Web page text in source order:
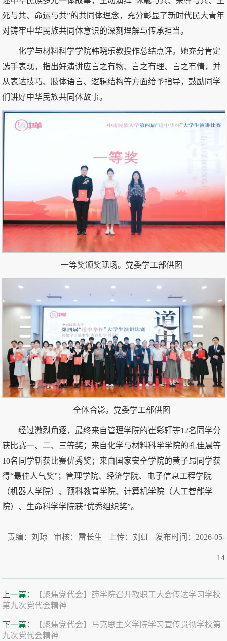
死与共、命运与共”的共同体理念，充分彰显了新时代民大青年
对铸牢中华民族共同体意识的深刻理解与传承担当。
化学与材料科学学院韩晓乐教授作总结点评。她充分肯定
选手表现，指出好演讲应言之有物、言之有理、言之有情，并
从表达技巧、肢体语言、逻辑结构等方面给予指导，鼓励同学
们讲好中华民族共同体故事。
一等奖颁奖现场。党委学工部供图
全体合影。党委学工部供图
经过激烈角逐，最终来自管理学院的崔彩轩等12名同学分
获比赛一、二、三等奖；来自化学与材料科学学院的孔佳晨等
10名同学斩获比赛优秀奖；来自国家安全学院的黄子昂同学获
得“最佳人气奖”；管理学院、经济学院、电子信息工程学院
（机器人学院）、预科教育学院、计算机学院（人工智能学
院）、生命科学学院获“优秀组织奖”。
责编：刘琼 审核：雷长生 上传：刘虹 发布时间：2026-05-
14
上一篇：
【聚焦党代会】药学院召开教职工大会传达学习学校
第九次党代会精神
下一篇：
【聚焦党代会】马克思主义学院学习宣传贯彻学校第
九次党代会精神